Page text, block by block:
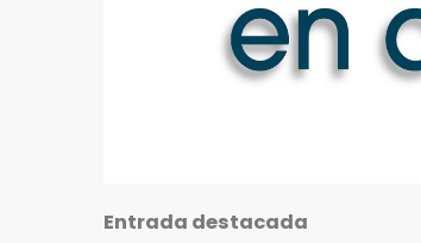
Entrada destacada